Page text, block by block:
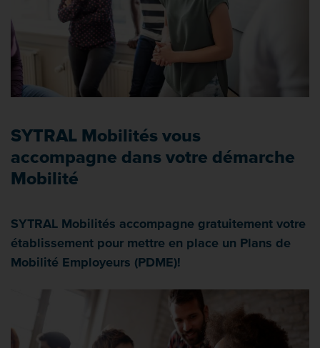
SYTRAL Mobilités vous
accompagne dans votre démarche
Mobilité
SYTRAL Mobilités accompagne gratuitement votre
établissement pour mettre en place un Plans de
Mobilité Employeurs (PDME)!